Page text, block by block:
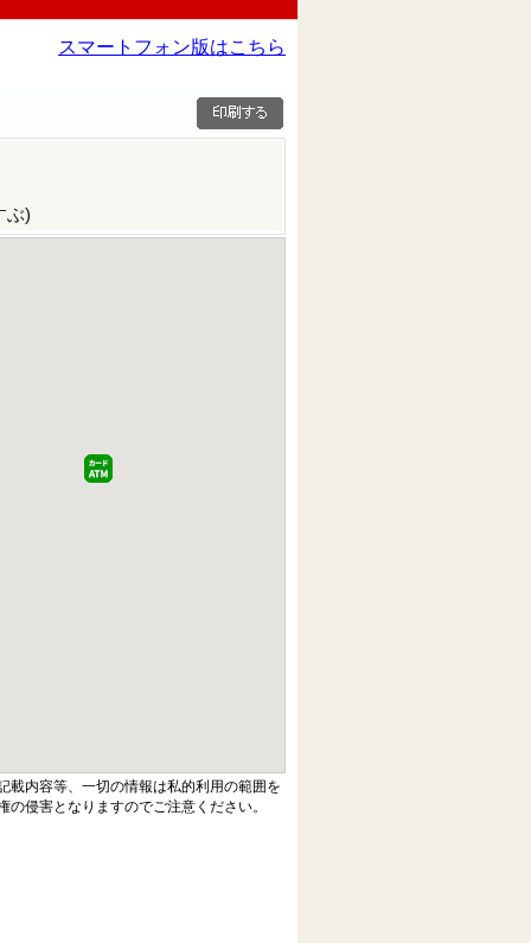
スマートフォン版はこちら
ぶ)
載内容等、一切の情報は私的利用の範囲を
侵害となりますのでご注意ください。